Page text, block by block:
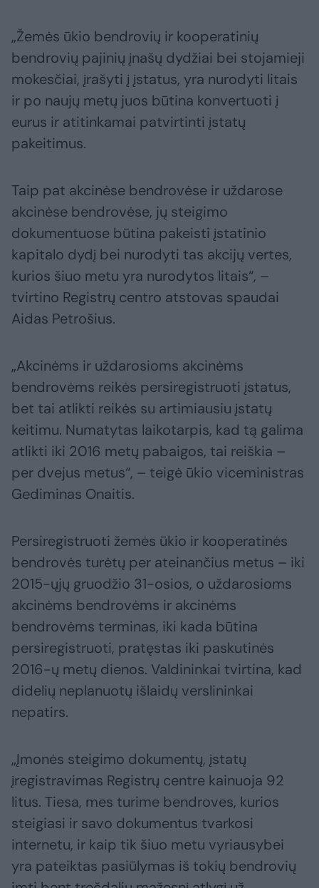
„Žemės ūkio bendrovių ir kooperatinių
bendrovių pajinių įnašų dydžiai bei stojamieji
mokesčiai, įrašyti į įstatus, yra nurodyti litais
ir po naujų metų juos būtina konvertuoti į
eurus ir atitinkamai patvirtinti įstatų
pakeitimus.
Taip pat akcinėse bendrovėse ir uždarose
akcinėse bendrovėse, jų steigimo
dokumentuose būtina pakeisti įstatinio
kapitalo dydį bei nurodyti tas akcijų vertes,
kurios šiuo metu yra nurodytos litais“, –
tvirtino Registrų centro atstovas spaudai
Aidas Petrošius.
„Akcinėms ir uždarosioms akcinėms
bendrovėms reikės persiregistruoti įstatus,
bet tai atlikti reikės su artimiausiu įstatų
keitimu. Numatytas laikotarpis, kad tą galima
atlikti iki 2016 metų pabaigos, tai reiškia –
per dvejus metus“, – teigė ūkio viceministras
Gediminas Onaitis.
Persiregistruoti žemės ūkio ir kooperatinės
bendrovės turėtų per ateinančius metus – iki
2015-ųjų gruodžio 31-osios, o uždarosioms
akcinėms bendrovėms ir akcinėms
bendrovėms terminas, iki kada būtina
persiregistruoti, pratęstas iki paskutinės
2016-ų metų dienos. Valdininkai tvirtina, kad
didelių neplanuotų išlaidų verslininkai
nepatirs.
„Įmonės steigimo dokumentų, įstatų
įregistravimas Registrų centre kainuoja 92
litus. Tiesa, mes turime bendroves, kurios
steigiasi ir savo dokumentus tvarkosi
internetu, ir kaip tik šiuo metu vyriausybei
yra pateiktas pasiūlymas iš tokių bendrovių